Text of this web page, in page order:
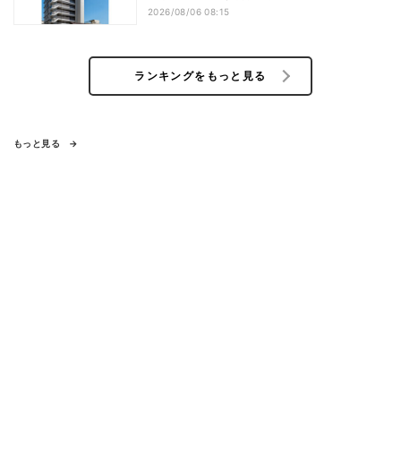
2026/08/06 08:15
ランキングをもっと見る
もっと見る